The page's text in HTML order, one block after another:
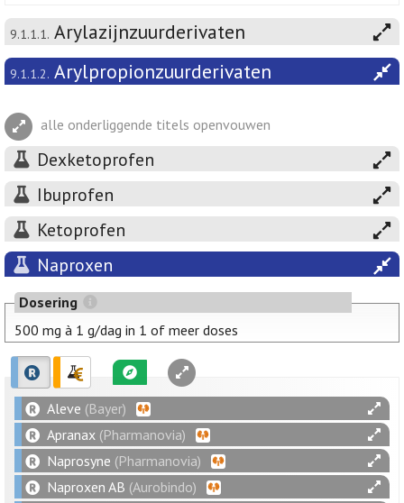
9.1.1.1. Arylazijnzuurderivaten
9.1.1.2. Arylpropionzuurderivaten
alle onderliggende titels openvouwen
Dexketoprofen
Ibuprofen
Ketoprofen
Naproxen
Dosering
500 mg à 1 g/dag in 1 of meer doses
Aleve (Bayer)
Apranax (Pharmanovia)
Naprosyne (Pharmanovia)
Naproxen AB (Aurobindo)